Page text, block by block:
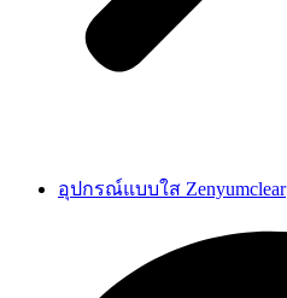
อุปกรณ์แบบใส Zenyumclear